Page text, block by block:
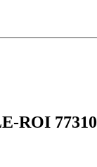
ROI 77310